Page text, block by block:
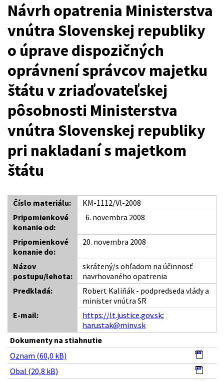
Návrh opatrenia Ministerstva
vnútra Slovenskej republiky
o úprave dispozičných
oprávnení správcov majetku
štátu v zriaďovateľskej
pôsobnosti Ministerstva
vnútra Slovenskej republiky
pri nakladaní s majetkom
štátu
Číslo materiálu:
KM-1112/Vl-2008
Pripomienkové
konanie od:
6. novembra 2008
Pripomienkové
konanie do:
20. novembra 2008
Názov
postupu/lehota:
skrátený/s ohľadom na účinnosť
navrhovaného opatrenia
Predkladá:
Robert Kaliňák - podpredseda vlády a
minister vnútra SR
E-mail:
https://lt.justice.gov.sk;
harustak@minv.sk
Dokumenty na stiahnutie
Oznam (60,0 kB)
Obal (20,8 kB)